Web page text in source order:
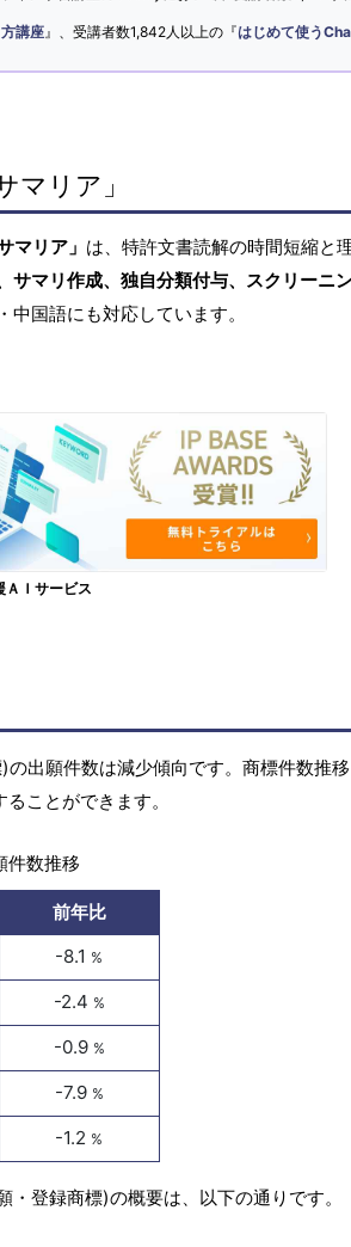
講座 』、受講者数1,842人以上の『はじめて使う
マリア」
マリア」 は、特許文書読解の時間短縮と
サマリ作成、独自分類付与、スクリーニ
国語にも対応しています。
ＡＩサービス
出願件数は減少傾向です。商標件数推
ことができます。
数推移
前年比
-8.1 %
-2.4 %
-0.9 %
-7.9 %
-1.2 %
登録商標)の概要は、以下の通りです。